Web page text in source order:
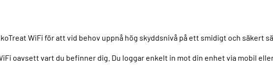
WiFi för att vid behov uppnå hög skyddsnivå på ett smidigt och säkert
oavsett vart du befinner dig. Du loggar enkelt in mot din enhet via mobil